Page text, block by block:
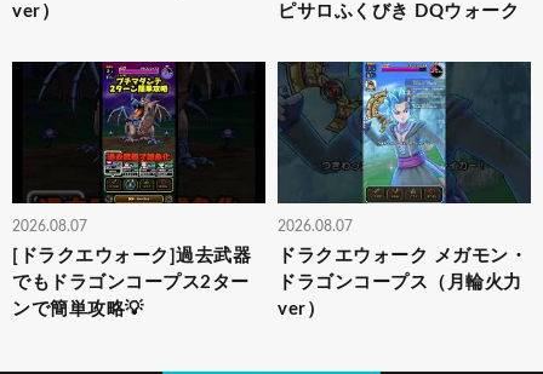
ver）
ピサロふくびき DQウォーク
2026.08.07
[ドラクエウォーク]過去武器
でもドラゴンコープス2ター
ンで簡単攻略💡
2026.08.07
ドラクエウォーク メガモン・
ドラゴンコープス（月輪火力
ver）